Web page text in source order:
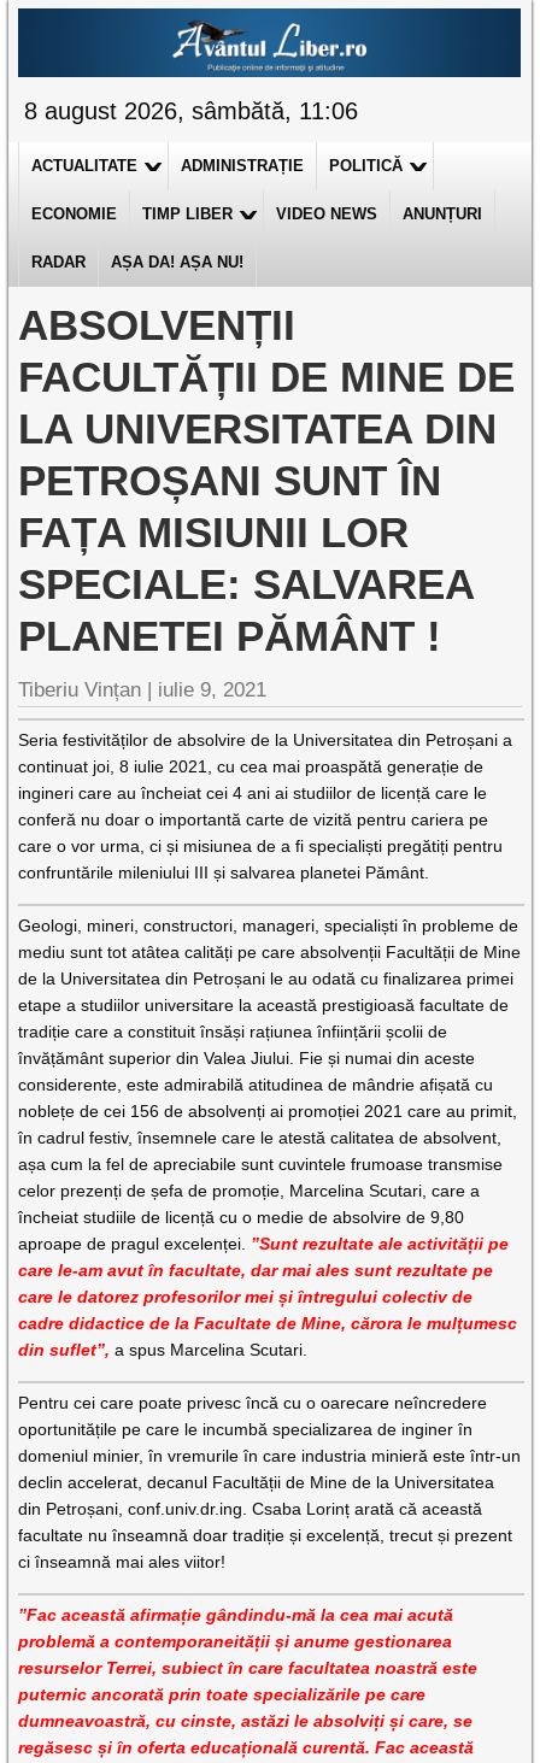
8 august 2026, sâmbătă, 11:06
ACTUALITATE ADMINISTRAȚIE POLITICĂ
ECONOMIE TIMP LIBER VIDEO NEWS ANUNȚURI
RADAR AȘA DA! AȘA NU!
ABSOLVENȚII
FACULTĂȚII DE MINE DE
LA UNIVERSITATEA DIN
PETROȘANI SUNT ÎN
FAȚA MISIUNII LOR
SPECIALE: SALVAREA
PLANETEI PĂMÂNT !
Tiberiu Vințan | iulie 9, 2021
Seria festivităților de absolvire de la Universitatea din Petroșani a
continuat joi, 8 iulie 2021, cu cea mai proaspătă generație de
ingineri care au încheiat cei 4 ani ai studiilor de licență care le
conferă nu doar o importantă carte de vizită pentru cariera pe
care o vor urma, ci și misiunea de a fi specialiști pregătiți pentru
confruntările mileniului III și salvarea planetei Pământ.
Geologi, mineri, constructori, manageri, specialiști în probleme de
mediu sunt tot atâtea calități pe care absolvenții Facultății de Mine
de la Universitatea din Petroșani le au odată cu finalizarea primei
etape a studiilor universitare la această prestigioasă facultate de
tradiție care a constituit însăși rațiunea înființării școlii de
învățământ superior din Valea Jiului. Fie și numai din aceste
considerente, este admirabilă atitudinea de mândrie afișată cu
noblețe de cei 156 de absolvenți ai promoției 2021 care au primit,
în cadrul festiv, însemnele care le atestă calitatea de absolvent,
așa cum la fel de apreciabile sunt cuvintele frumoase transmise
celor prezenți de șefa de promoție, Marcelina Scutari, care a
încheiat studiile de licență cu o medie de absolvire de 9,80
aproape de pragul excelenței. ”Sunt rezultate ale activității pe
care le-am avut în facultate, dar mai ales sunt rezultate pe
care le datorez profesorilor mei și întregului colectiv de
cadre didactice de la Facultate de Mine, cărora le mulțumesc
din suflet”, a spus Marcelina Scutari.
Pentru cei care poate privesc încă cu o oarecare neîncredere
oportunitățile pe care le incumbă specializarea de inginer în
domeniul minier, în vremurile în care industria minieră este într-un
declin accelerat, decanul Facultății de Mine de la Universitatea
din Petroșani, conf.univ.dr.ing. Csaba Lorinț arată că această
facultate nu înseamnă doar tradiție și excelență, trecut și prezent
ci înseamnă mai ales viitor!
”Fac această afirmație gândindu-mă la cea mai acută
problemă a contemporaneității și anume gestionarea
resurselor Terrei, subiect în care facultatea noastră este
puternic ancorată prin toate specializările pe care
dumneavoastră, cu cinste, astăzi le absolviți și care, se
regăsesc și în oferta educațională curentă. Fac această